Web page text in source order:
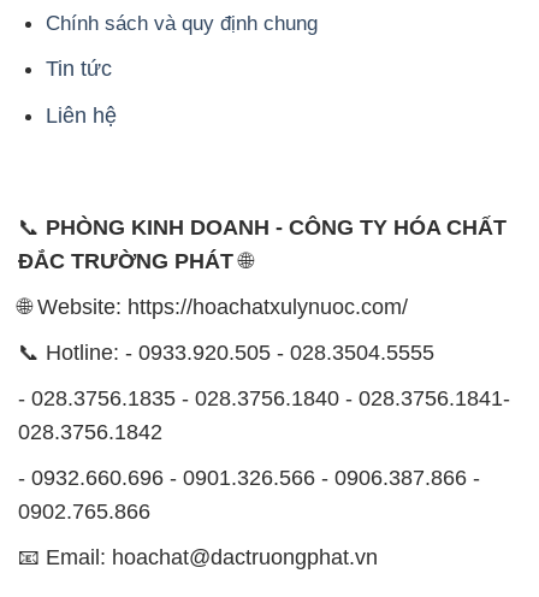
Chính sách và quy định chung
Tin tức
Liên hệ
📞 PHÒNG KINH DOANH - CÔNG TY HÓA CHẤT
ĐẮC TRƯỜNG PHÁT🌐
🌐 Website: https://hoachatxulynuoc.com/
📞 Hotline: - 0933.920.505 - 028.3504.5555
- 028.3756.1835 - 028.3756.1840 - 028.3756.1841-
028.3756.1842
- 0932.660.696 - 0901.326.566 - 0906.387.866 -
0902.765.866
📧 Email: hoachat@dactruongphat.vn